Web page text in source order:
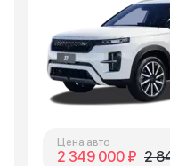
Цена авто
2 349 000 ₽ 2